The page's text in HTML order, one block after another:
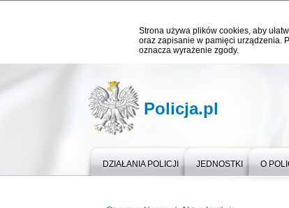
Strona używa plików cookies, aby
oraz zapisanie w pamięci urządzenia.
oznacza wyrażenie zgody.
Policja.pl
DZIAŁANIA POLICJI JEDNOSTKI O